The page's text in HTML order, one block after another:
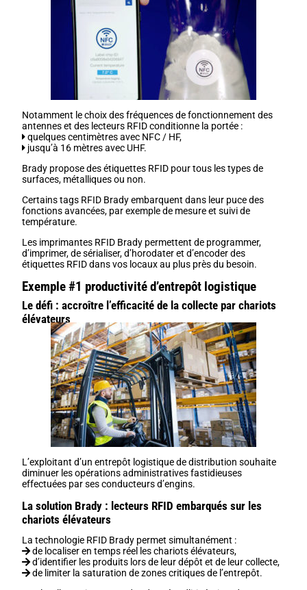
Notamment le choix des fréquences de fonctionnement des
antennes et des lecteurs RFID conditionne la portée :
quelques centimètres avec NFC / HF,
jusqu’à 16 mètres avec UHF.
Brady propose des étiquettes RFID pour tous les types de
surfaces, métalliques ou non.
Certains tags RFID Brady embarquent dans leur puce des
fonctions avancées, par exemple de mesure et suivi de
température.
Les imprimantes RFID Brady permettent de programmer,
d’imprimer, de sérialiser, d’horodater et d’encoder des
étiquettes RFID dans vos locaux au plus près du besoin.
Exemple #1 productivité d’entrepôt logistique
Le défi : accroître l’efficacité de la collecte par chariots
élévateurs
L’exploitant d’un entrepôt logistique de distribution souhaite
diminuer les opérations administratives fastidieuses
effectuées par ses conducteurs d’engins.
La solution Brady : lecteurs RFID embarqués sur les
chariots élévateurs
La technologie RFID Brady permet simultanément :
de localiser en temps réel les chariots élévateurs,
d’identifier les produits lors de leur dépôt et de leur collecte,
de limiter la saturation de zones critiques de l’entrepôt.